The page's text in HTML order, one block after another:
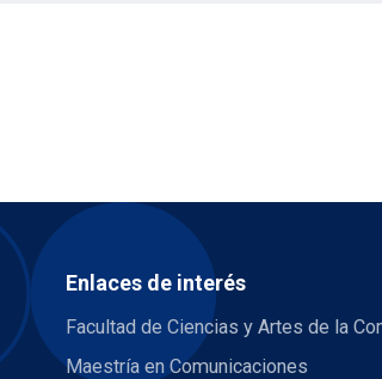
Enlaces de interés
Facultad de Ciencias y Artes de la
Maestría en Comunicaciones